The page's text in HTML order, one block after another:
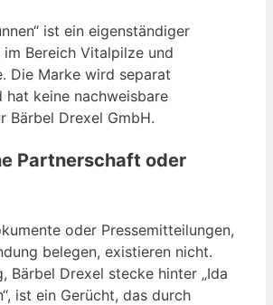
ist ein eigenständiger
Bereich Vitalpilze und
Die Marke wird separat
hat keine nachweisbare
Bärbel Drexel GmbH.
Partnerschaft oder
oder Pressemitteilungen,
belegen, existieren nicht.
Bärbel Drexel stecke hinter „Ida
ist ein Gerücht, das durch